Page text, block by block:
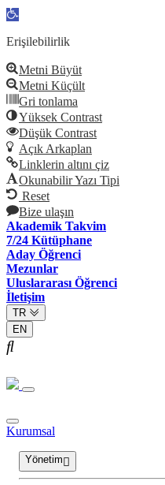
Open
Erişilebilirlik
Metni Büyüt
Metni Küçült
Gri tonlama
Yüksek Contrast
Düşük Contrast
Açık Arkaplan
Linklerin altını çiz
Okunabilir Yazı Tipi
Reset
Bize ulaşın
Akademik Takvim
7/24 Kütüphane
Aday Öğrenci
Mezunlar
Uluslararası Öğrenci
İletişim
TR
EN
Kurumsal
Yönetim